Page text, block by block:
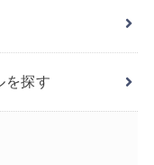
を探す